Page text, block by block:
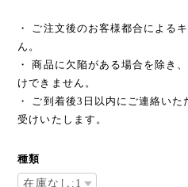
・ ご注文後のお客様都合による
ん。
・ 商品に欠陥がある場合を除き
けできません。
・ ご到着後3日以内にご連絡い
受けいたします。
種類